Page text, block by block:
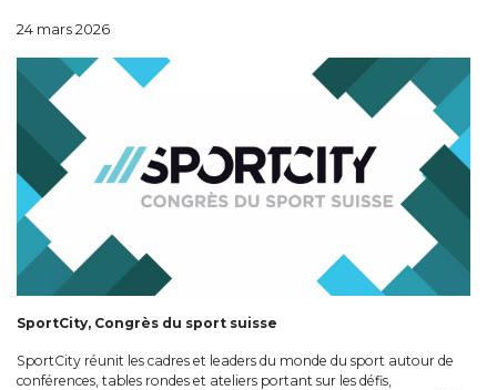
24 mars 2026
SportCity, Congrès du sport suisse
SportCity réunit les cadres et leaders du monde du sport autour de
conférences, tables rondes et ateliers portant sur les défis,